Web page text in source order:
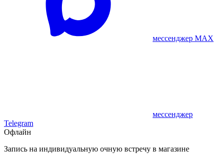
мессенджер MAX
мессенджер
Telegram
Офлайн
Запись на индивидуальную очную встречу в магазине